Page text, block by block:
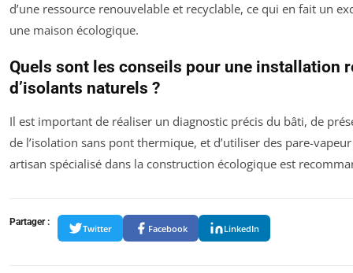
d’une ressource renouvelable et recyclable, ce qui en fait un
une maison écologique.
Quels sont les conseils pour une installation
d’isolants naturels ?
Il est important de réaliser un diagnostic précis du bâti, de
de l’isolation sans pont thermique, et d’utiliser des pare-
artisan spécialisé dans la construction écologique est
Partager :
Twitter Facebook LinkedIn